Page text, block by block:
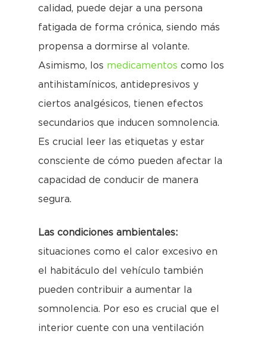
calidad, puede dejar a una persona
fatigada de forma crónica, siendo más
propensa a dormirse al volante.
Asimismo, los medicamentos como los
antihistamínicos, antidepresivos y
ciertos analgésicos, tienen efectos
secundarios que inducen somnolencia.
Es crucial leer las etiquetas y estar
consciente de cómo pueden afectar la
capacidad de conducir de manera
segura.
Las condiciones ambientales:
situaciones como el calor excesivo en
el habitáculo del vehículo también
pueden contribuir a aumentar la
somnolencia. Por eso es crucial que el
interior cuente con una ventilación